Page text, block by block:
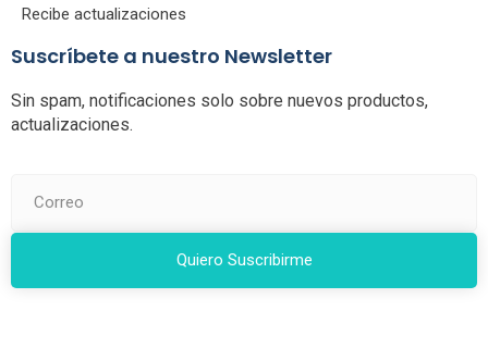
Recibe actualizaciones
Suscríbete a nuestro Newsletter
Sin spam, notificaciones solo sobre nuevos productos,
actualizaciones.
Quiero Suscribirme